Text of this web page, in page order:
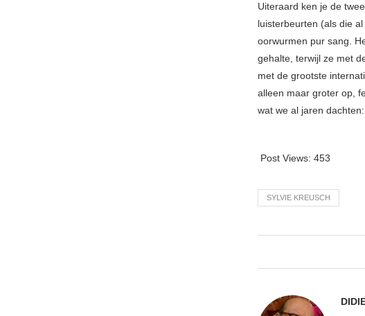
Uiteraard ken je de
luisterbeurten (als die
oorwurmen pur sang.
gehalte, terwijl ze met
met de grootste
alleen maar groter op,
wat we al jaren
Post Views: 453
SYLVIE KREUSCH